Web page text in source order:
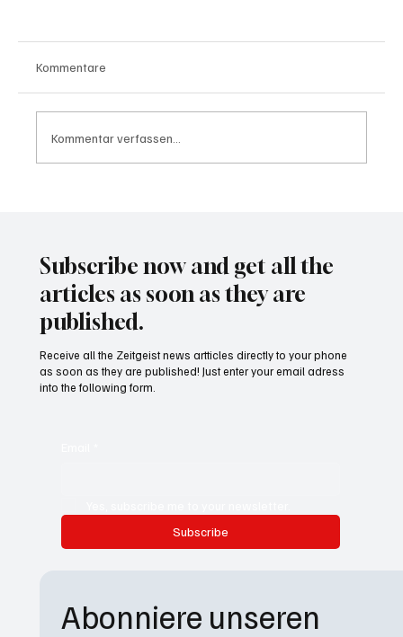
Kommentare
Kommentar verfassen...
Subscribe now and get all the
articles as soon as they are
published.
Subscribe
Receive all the Zeitgeist news artticles directly to your phone
as soon as they are published! Just enter your email adress
into the following form.
Abonniere unseren